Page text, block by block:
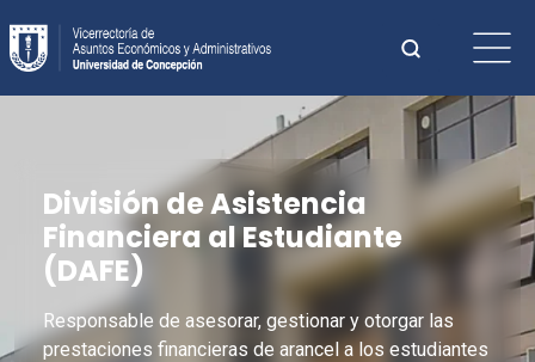
al
contenido
Buscar:
Cuando
División de Asistencia
Financiera al Estudiante
(DAFE)
Responsable de asesorar, gestionar y otorgar las
prestaciones financieras de arancel a los estudiantes